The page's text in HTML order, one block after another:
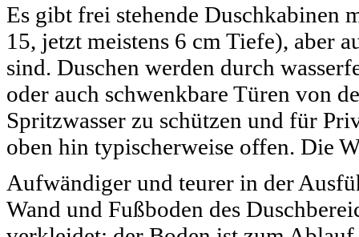
Es gibt frei stehende Duschkabinen
15, jetzt meistens 6 cm Tiefe), aber
sind. Duschen werden durch
oder auch schwenkbare Türen von
Spritzwasser zu schützen und für
oben hin typischerweise offen. Die
Aufwändiger und teurer in der
Wand und Fußboden des